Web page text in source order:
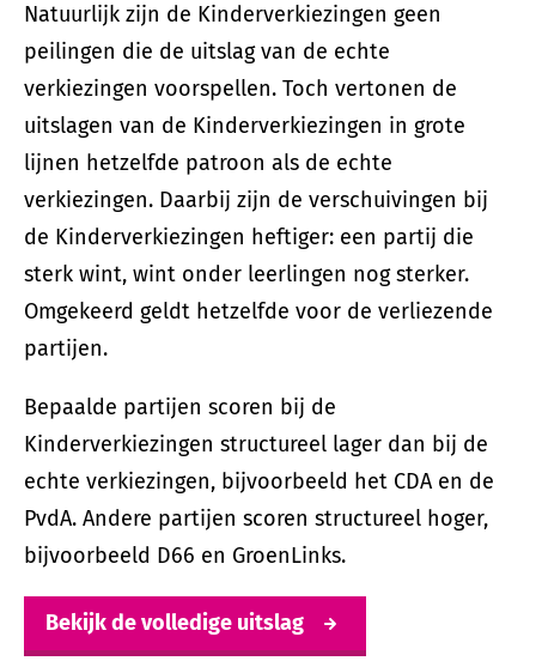
Natuurlijk zijn de Kinderverkiezingen geen
peilingen die de uitslag van de echte
verkiezingen voorspellen. Toch vertonen de
uitslagen van de Kinderverkiezingen in grote
lijnen hetzelfde patroon als de echte
verkiezingen. Daarbij zijn de verschuivingen bij
de Kinderverkiezingen heftiger: een partij die
sterk wint, wint onder leerlingen nog sterker.
Omgekeerd geldt hetzelfde voor de verliezende
partijen.
Bepaalde partijen scoren bij de
Kinderverkiezingen structureel lager dan bij de
echte verkiezingen, bijvoorbeeld het CDA en de
PvdA. Andere partijen scoren structureel hoger,
bijvoorbeeld D66 en GroenLinks.
Bekijk de volledige uitslag